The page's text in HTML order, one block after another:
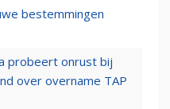
bestemmingen
probeert onrust bij
over overname TAP